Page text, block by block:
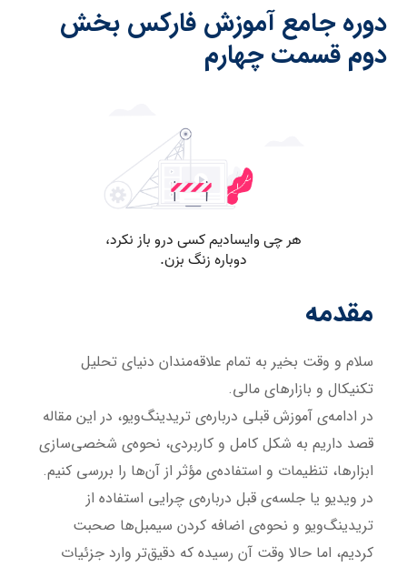
دوره جامع آموزش فارکس بخش
دوم قسمت چهارم
مقدمه
سلام و وقت بخیر به تمام علاقه‌مندان دنیای تحلیل
تکنیکال و بازارهای مالی.
در ادامه‌ی آموزش قبلی درباره‌ی تریدینگ‌ویو، در این مقاله
قصد داریم به شکل کامل و کاربردی، نحوه‌ی شخصی‌سازی
ابزارها، تنظیمات و استفاده‌ی مؤثر از آن‌ها را بررسی کنیم.
در ویدیو یا جلسه‌ی قبل درباره‌ی چرایی استفاده از
تریدینگ‌ویو و نحوه‌ی اضافه کردن سیمبل‌ها صحبت
کردیم، اما حالا وقت آن رسیده که دقیق‌تر وارد جزئیات